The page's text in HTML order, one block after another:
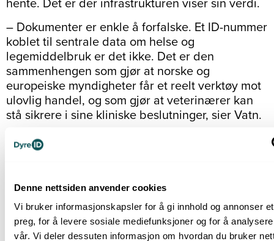
Denne nettsiden anvender cookies
Vi bruker informasjonskapsler for å gi innhold og annonser
preg, for å levere sosiale mediefunksjoner og for å
vår. Vi deler dessuten informasjon om hvordan du bruker
– Dokumenter er enkle å forfalske. Et ID-nummer
koblet til sentrale data om helse og
legemiddelbruk er det ikke. Det er den
sammenhengen som gjør at norske og
europeiske myndigheter får et reelt verktøy mot
ulovlig handel, og som gjør at veterinærer kan
stå sikrere i sine kliniske beslutninger, sier Vatn.